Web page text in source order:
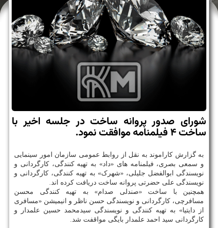
شورای صدور پروانه ساخت در جلسه اخیر با
ساخت ۴ فیلمنامه موافقت نمود.
به گزارش کاراموند به نقل از روابط عمومی سازمان امور سینمایی
و سمعی بصری، فیلمنامه های «داد» به تهیه کنندگی، کارگردانی و
نویسندگی ابوالفضل جلیلی، «شهرک» به تهیه کنندگی، کارگردانی و
نویسندگی علی حضرتی پروانه ساخت دریافت کرده اند.
همچنین با ساخت «صندلی صدام» به تهیه کنندگی محسن
مسافرچی، کارگردانی و نویسندگی حسن ناظر و انیمیشن «مسافری
از دایتیا» به تهیه کنندگی و نویسندگی سیدمحمد حسین علمدار و
کارگردانی سید احمد علمدار بایگی مواقفت شد.